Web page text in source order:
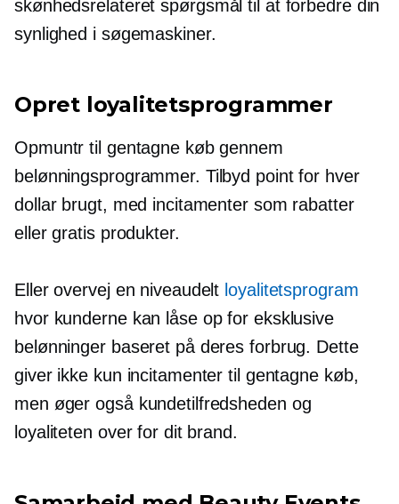
skønhedsrelateret spørgsmål til at forbedre din
synlighed i søgemaskiner.
Opret loyalitetsprogrammer
Opmuntr til gentagne køb gennem
belønningsprogrammer. Tilbyd point for hver
dollar brugt, med incitamenter som rabatter
eller gratis produkter.
Eller overvej en niveaudelt loyalitetsprogram
hvor kunderne kan låse op for eksklusive
belønninger baseret på deres forbrug. Dette
giver ikke kun incitamenter til gentagne køb,
men øger også kundetilfredsheden og
loyaliteten over for dit brand.